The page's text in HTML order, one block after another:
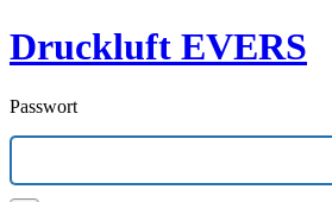
Druckluft EVERS
Passwort